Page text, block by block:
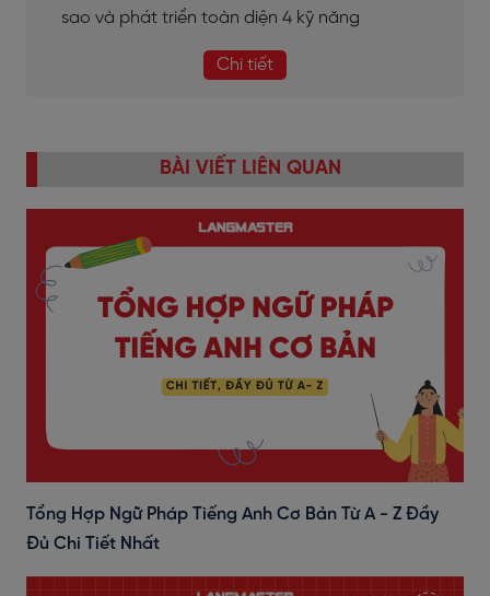
sao và phát triển toàn diện 4 kỹ năng
Chi tiết
BÀI VIẾT LIÊN QUAN
Tổng Hợp Ngữ Pháp Tiếng Anh Cơ Bản Từ A - Z Đầy
Đủ Chi Tiết Nhất